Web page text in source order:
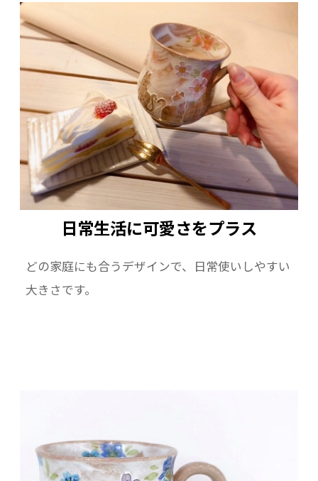
使用後食器は汚れを落とし、よく乾燥させてか
ら収納して下さい。
ーーーーーーーーーーーーーーーーーーーー
素材：陶器 京焼・清水焼
日常生活に可愛さをプラス
どの家庭にも合うデザインで、日常使いしやすい
大きさです。